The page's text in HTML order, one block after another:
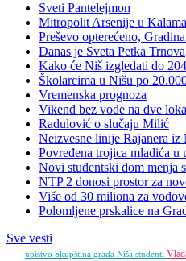
Sveti Pantelejmon
Mitropolit Arsenije u
Preševo opterećeno,
Danas je Sveta Petka Trnova
Kako će Niš izgledati do
Školarcima u Nišu po
Vremenska prognoza
Vikend bez vode na dve
Radulović o slučaju Milić
Neizvesne linije Rajanera iz
Povređena trojica mladića u
Novi studentski dom menja
NTP 2 donosi prostor za
Više od 30 miliona za
Polomljene prskalice na
Sve vesti
ubistvo Skupština grada Niša studenti